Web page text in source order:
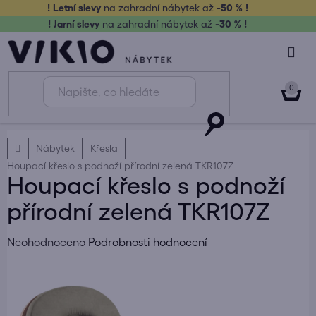
obsah
! Letní slevy na zahradní nábytek až-50 % !
! Jarní slevy na zahradní nábytek až -30 % !
DomůNábytek
Křesla
Houpací křeslo s podnoží přírodní zelená TKR107Z
Houpací křeslo s podnoží
přírodní zelená TKR107Z
Průměrné
Neohodnoceno Podrobnosti hodnocení